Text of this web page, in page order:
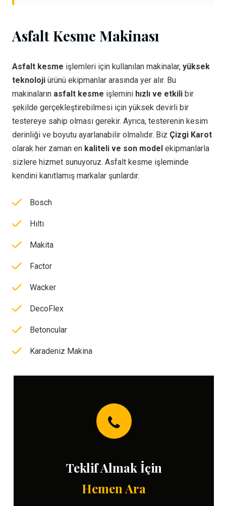
Asfalt Kesme Makinası
Asfalt kesme işlemleri için kullanılan makinalar, yüksek
teknoloji ürünü ekipmanlar arasında yer alır. Bu
makinaların asfalt kesme işlemini hızlı ve etkili bir
şekilde gerçekleştirebilmesi için yüksek devirli bir
testereye sahip olması gerekir. Ayrıca, testerenin kesim
derinliği ve boyutu ayarlanabilir olmalıdır. Biz Çizgi Karot
olarak her zaman en kaliteli ve son model ekipmanlarla
sizlere hizmet sunuyoruz. Asfalt kesme işleminde
kendini kanıtlamış markalar şunlardır.
Bosch
Hıltı
Makita
Factor
Wacker
DecoFlex
Betoncular
Karadeniz Makina
Teklif Almak İçin
Hemen Ara